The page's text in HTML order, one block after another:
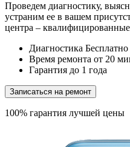
Проведем диагностику,
устраним ее в вашем
центра –
Диагностика Бесплатно
Время ремонта от 20
Гарантия до 1 года
Записаться на ремонт
100% гарантия лучшей цены